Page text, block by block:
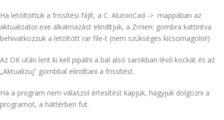
Ha letöltöttük a frissítési fájlt, a C: AluronCad -> mappában az
aktualizator.exe alkalmazást elindítjuk, a Zmien: gombra kattintva
behivatkozzuk a letöltött rar file-t (nem szükséges kicsomagolni!)
Az OK után lent ki kell pipálni a bal alsó sarokban lévő kockát és az
„Aktualizuj” gombbal elindítani a frissítést.
Ha a program nem válaszol értesítést kapjuk, hagyjuk dolgozni a
programot, a háttérben fut.